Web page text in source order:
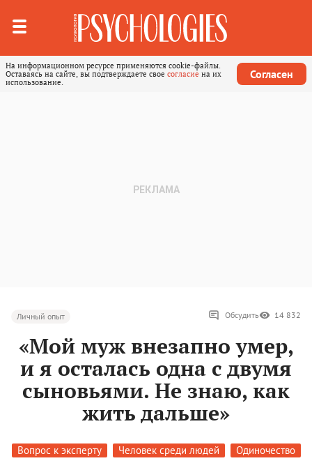
На информационном ресурсе применяются cookie-файлы.
Оставаясь на сайте, вы подтверждаете свое согласие на их
использование.
Согласен
Личный опыт Обсудить 14 832
«Мой муж внезапно умер,
и я осталась одна с двумя
сыновьями. Не знаю, как
жить дальше»
Вопрос к эксперту Человек среди людей Одиночество